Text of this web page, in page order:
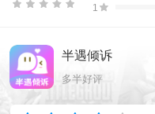
1
半遇倾诉
多半好评